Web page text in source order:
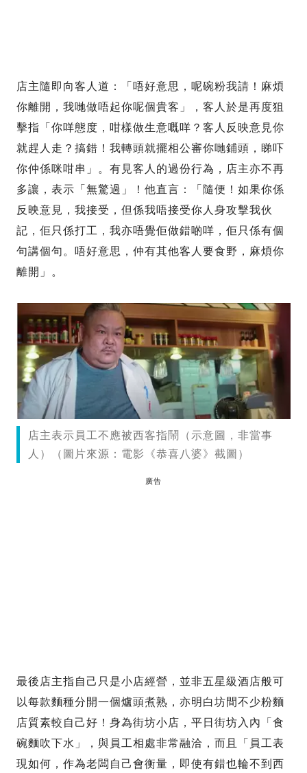
店主隨即向客人道：「唔好意思，呢碗粉我請！麻煩
你離開，我哋做唔起你呢個貴客」，客人於是再度狙
擊指「你咩態度，咁樣做生意嘅咩？客人反映意見你
就趕人走？搞錯！我轉頭就擺相公審你哋鋪頭，睇吓
你仲係咪咁串」。有見客人的過份行為，店主亦不再
多讓，表示「無驚過」！他直言：「隨便！如果你係
反映意見，我接受，但係我唔接受你人身攻擊我伙
記，佢只係打工，我亦唔覺佢做錯啲咩，佢只係有個
句講個句。唔好意思，仲有其他客人要食野，麻煩你
離開」。
店主表示員工不應被西客指鬧（示意圖，非當事
人）（圖片來源：電影《恭喜八婆》截圖）
廣告
最後店主指自己只是小店經營，並非五星級酒店般可
以每款麵種分開一個爐頭煮熟，亦明白坊間不少粉麵
店質素較自己好！身為街坊小店，平日街坊入內「食
碗麵吹下水」，與員工相處非常融洽，而且「員工表
現如何，作為老闆自己會衡量，即使有錯也輪不到西